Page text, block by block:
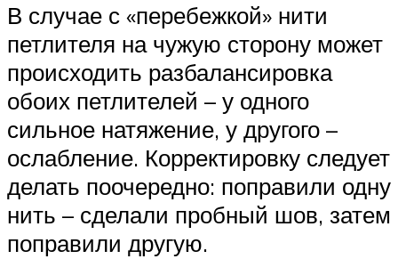
В случае с «перебежкой» нити
петлителя на чужую сторону может
происходить разбалансировка
обоих петлителей – у одного
сильное натяжение, у другого –
ослабление. Корректировку следует
делать поочередно: поправили одну
нить – сделали пробный шов, затем
поправили другую.